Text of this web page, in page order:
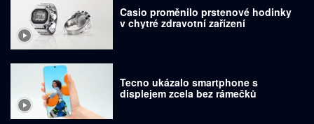
Casio proměnilo prstenové hodinky
v chytré zdravotní zařízení
Tecno ukázalo smartphone s
displejem zcela bez rámečků